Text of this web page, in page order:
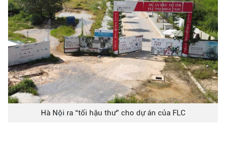
Hà Nội ra “tối hậu thư” cho dự án của FLC